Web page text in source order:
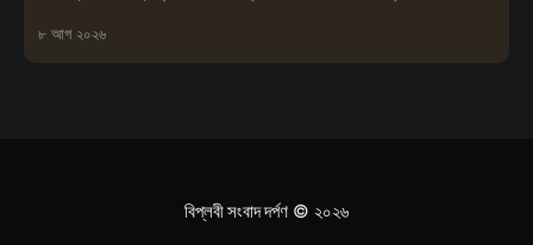
৮ আগ ২০২৬
বিপ্লবী সংবাদ দর্পণ© ২০২৬